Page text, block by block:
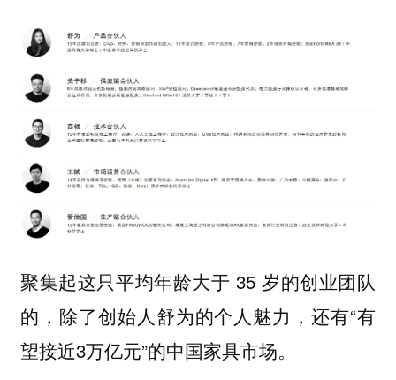
聚集起这只平均年龄大于 35 岁的创业团队
的，除了创始人舒为的个人魅力，还有“有
望接近3万亿元”的中国家具市场。